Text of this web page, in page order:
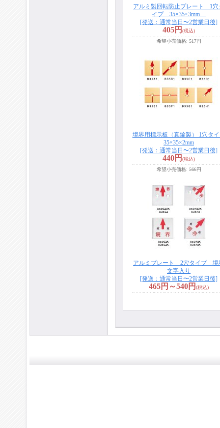
アルミ製回転防止プレート 1穴
イプ 35×35×3mm
[発送：通常当日〜2営業日後]
405円 (税込)
希望小売価格: 517円
境界用標示板（真鍮製） 1穴タ
35×35×2mm
[発送：通常当日〜2営業日後]
440円 (税込)
希望小売価格: 566円
アルミプレート 2穴タイプ 境
文字入り
[発送：通常当日〜2営業日後]
465円～540円 (税込)